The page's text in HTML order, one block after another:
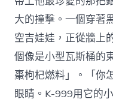
大的撞擊。一個穿著
空吉娃娃，正從牆上
個像是小型瓦斯桶的
棗枸杞燃料」。「
眼睛。K-999用它的